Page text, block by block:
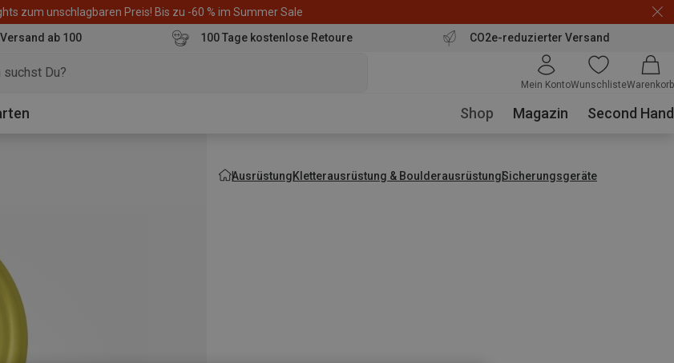
zum unschlagbaren Preis! Bis zu -60 % im Summer Sale
ab 100
100 Tage kostenlose Retoure CO2e-reduzierter Versand
Mein KontoWunschlisteWarenkorb
Shop Magazin Second Hand
AusrüstungKletterausrüstung & BoulderausrüstungSicherungsgeräte